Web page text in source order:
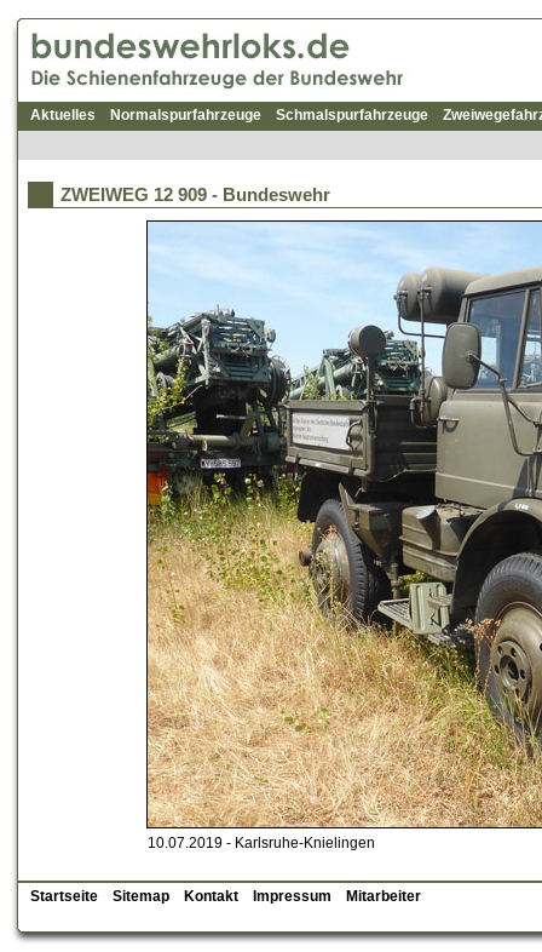
Aktuelles Normalspurfahrzeuge Schmalspurfahrzeuge
ZWEIWEG 12 909 - Bundeswehr
10.07.2019 - Karlsruhe-Knielingen
Startseite Sitemap Kontakt Impressum Mitarbeiter